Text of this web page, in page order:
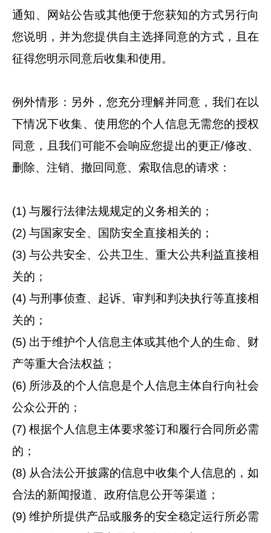
通知、网站公告或其他便于您获知的方式另行向
您说明，并为您提供自主选择同意的方式，且在
征得您明示同意后收集和使用。
例外情形：另外，您充分理解并同意，我们在以
下情况下收集、使用您的个人信息无需您的授权
同意，且我们可能不会响应您提出的更正/修改、
删除、注销、撤回同意、索取信息的请求：
(1) 与履行法律法规规定的义务相关的；
(2) 与国家安全、国防安全直接相关的；
(3) 与公共安全、公共卫生、重大公共利益直接相
关的；
(4) 与刑事侦查、起诉、审判和判决执行等直接相
关的；
(5) 出于维护个人信息主体或其他个人的生命、财
产等重大合法权益；
(6) 所涉及的个人信息是个人信息主体自行向社会
公众公开的；
(7) 根据个人信息主体要求签订和履行合同所必需
的；
(8) 从合法公开披露的信息中收集个人信息的，如
合法的新闻报道、政府信息公开等渠道；
(9) 维护所提供产品或服务的安全稳定运行所必需